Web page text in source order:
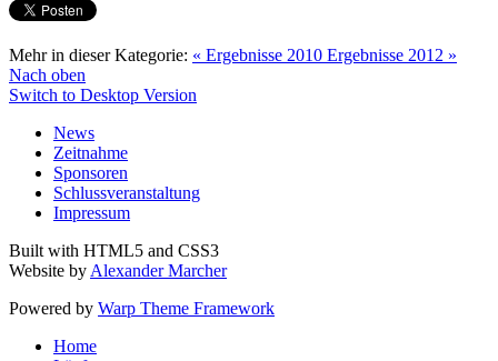
Mehr in dieser Kategorie: « Ergebnisse 2010 Ergebnisse 2012 »
Nach oben
Switch to Desktop Version
News
Zeitnahme
Sponsoren
Schlussveranstaltung
Impressum
Built with HTML5 and CSS3
Website byAlexander Marcher
Powered by Warp Theme Framework
Home